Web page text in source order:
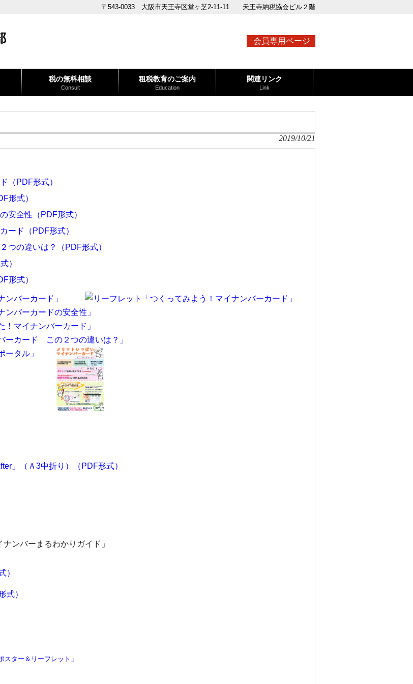
〒543-0033 大阪市天王寺区堂ヶ芝2-11-11 天王寺納税協会ビル２階
会員専用ページ
税の無料相談
Consult
租税教育のご案内
Education
関連リンク
Link
2019/10/21
（PDF形式）
形式）
安全性（PDF形式）
ード（PDF形式）
つの違いは？（PDF形式）
）
形式）
」（Ａ3中折り）（PDF形式）
ンバーまるわかりガイド」
）
式）
ター＆リーフレット」